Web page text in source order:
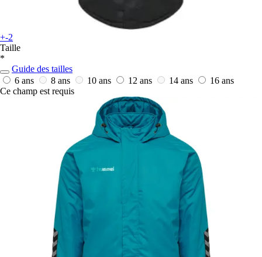
+-2
Taille
*
Guide des tailles
6 ans
8 ans 10 ans 12 ans 14 ans
16 ans
Ce champ est requis